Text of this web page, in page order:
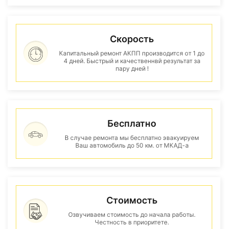
Скорость
Капитальный ремонт АКПП производится от 1 до
4 дней. Быстрый и качественнвй результат за
пару дней !
Бесплатно
В случае ремонта мы бесплатно эвакуируем
Ваш автомобиль до 50 км. от МКАД-а
Стоимость
Озвучиваем стоимость до начала работы.
Честность в приоритете.